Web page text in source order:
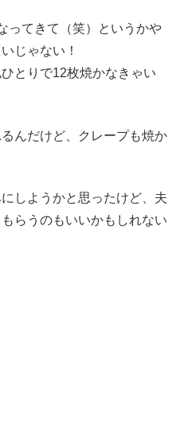
ってきて（笑）というかや
じゃない！
とりで12枚焼かなきゃい
んだけど、クレープも焼か
しようかと思ったけど、夫
らうのもいいかもしれない